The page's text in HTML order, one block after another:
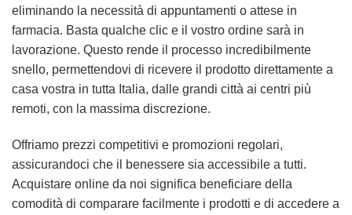
eliminando la necessità di appuntamenti o attese in
farmacia. Basta qualche clic e il vostro ordine sarà in
lavorazione. Questo rende il processo incredibilmente
snello, permettendovi di ricevere il prodotto direttamente a
casa vostra in tutta Italia, dalle grandi città ai centri più
remoti, con la massima discrezione.
Offriamo prezzi competitivi e promozioni regolari,
assicurandoci che il benessere sia accessibile a tutti.
Acquistare online da noi significa beneficiare della
comodità di comparare facilmente i prodotti e di accedere a